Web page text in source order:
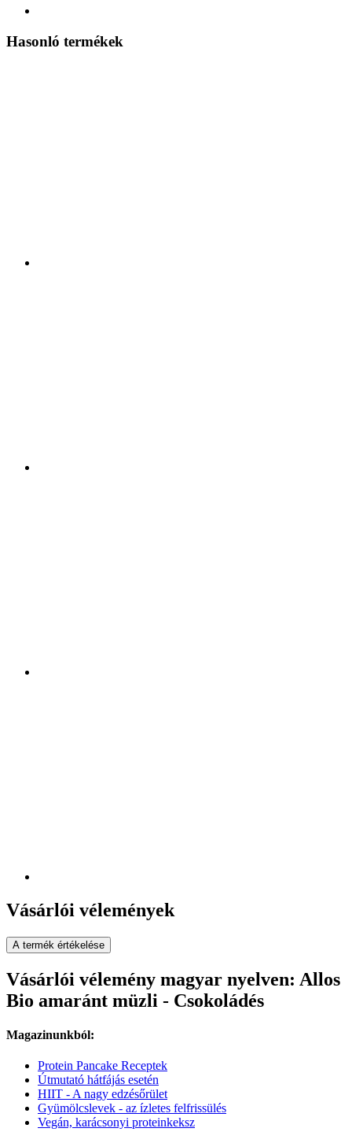
Hasonló termékek
Vásárlói vélemények
A termék értékelése
Vásárlói vélemény magyar nyelven: Allos
Bio amaránt müzli - Csokoládés
Magazinunkból:
Protein Pancake Receptek
Útmutató hátfájás esetén
HIIT - A nagy edzésőrület
Gyümölcslevek - az ízletes felfrissülés
Vegán, karácsonyi proteinkeksz